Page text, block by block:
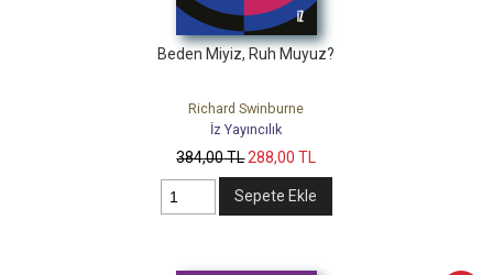
Beden Miyiz, Ruh Muyuz?
Richard Swinburne
İz Yayıncılık
384,00TL288,00 TL
Sepete Ekle